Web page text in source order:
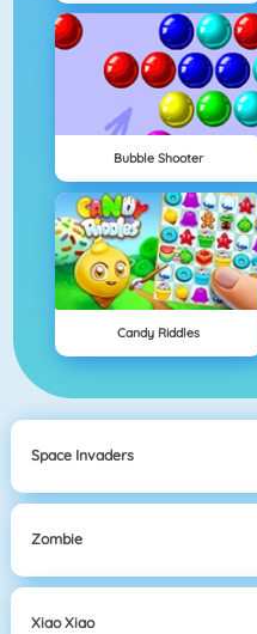
Bubble Shooter
Candy Riddles
Space Invaders
Zombie
Xiao Xiao